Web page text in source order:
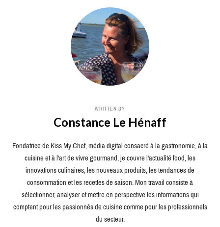
WRITTEN BY
Constance Le Hénaff
Fondatrice de Kiss My Chef, média digital consacré à la gastronomie, à la
cuisine et à l'art de vivre gourmand, je couvre l'actualité food, les
innovations culinaires, les nouveaux produits, les tendances de
consommation et les recettes de saison. Mon travail consiste à
sélectionner, analyser et mettre en perspective les informations qui
comptent pour les passionnés de cuisine comme pour les professionnels
du secteur.